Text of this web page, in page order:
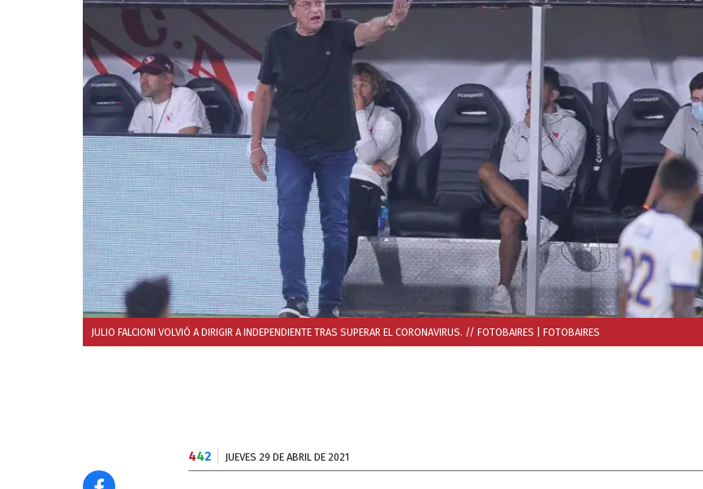
JULIO FALCIONI VOLVIÓ A DIRIGIR A INDEPENDIENTE TRAS SUPERAR EL CORONAVIRUS. // FOTOBAIRES | FOTOBAIRES
442 JUEVES 29 DE ABRIL DE 2021